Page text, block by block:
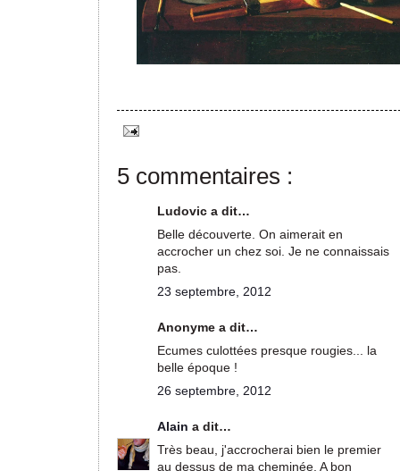
5 commentaires :
Ludovic a dit…
Belle découverte. On aimerait en
accrocher un chez soi. Je ne connaissais
pas.
23 septembre, 2012
Anonyme a dit…
Ecumes culottées presque rougies... la
belle époque !
26 septembre, 2012
Alain a dit…
Très beau, j'accrocherai bien le premier
au dessus de ma cheminée. A bon